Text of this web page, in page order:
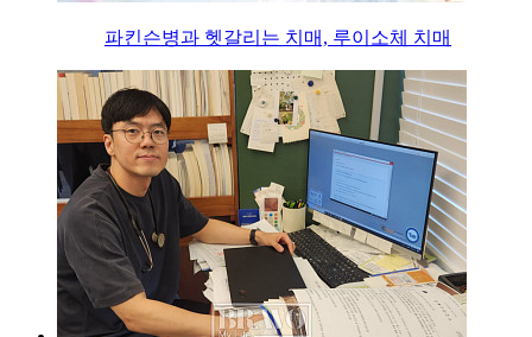
파킨슨병과 헷갈리는 치매, 루이소체 치매